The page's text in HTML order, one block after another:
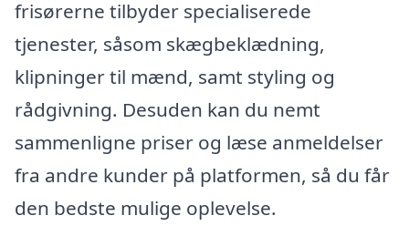
frisørerne tilbyder specialiserede
tjenester, såsom skægbeklædning,
klipninger til mænd, samt styling og
rådgivning. Desuden kan du nemt
sammenligne priser og læse anmeldelser
fra andre kunder på platformen, så du får
den bedste mulige oplevelse.